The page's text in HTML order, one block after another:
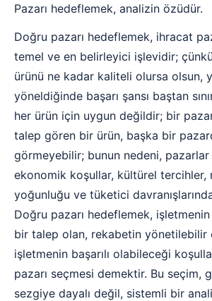
Pazarı hedeflemek, analizin özüdür.
Doğru pazarı hedeflemek, ihracat
temel ve en belirleyici işlevidir;
ürünü ne kadar kaliteli olursa olsun,
yöneldiğinde başarı şansı baştan
her ürün için uygun değildir; bir
talep gören bir ürün, başka bir
görmeyebilir; bunun nedeni, pazarlar
ekonomik koşullar, kültürel tercihler,
yoğunluğu ve tüketici
Doğru pazarı hedeflemek,
bir talep olan, rekabetin yönetilebilir
işletmenin başarılı olabileceği
pazarı seçmesi demektir. Bu seçim,
sezgiye dayalı değil, sistemli bir